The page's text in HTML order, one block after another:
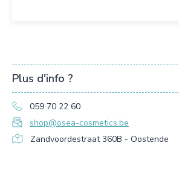
Plus d'info ?
059 70 22 60
shop@osea-cosmetics.be
Zandvoordestraat 360B - Oostende